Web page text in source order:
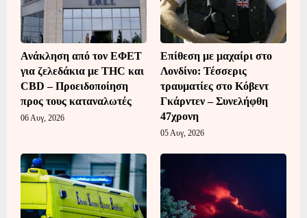
Ανάκληση από τον ΕΦΕΤ
για ζελεδάκια με THC και
CBD – Προειδοποίηση
προς τους καταναλωτές
06 Αυγ, 2026
Επίθεση με μαχαίρι στο
Λονδίνο: Τέσσερις
τραυματίες στο Κόβεντ
Γκάρντεν – Συνελήφθη
47χρονη
05 Αυγ, 2026